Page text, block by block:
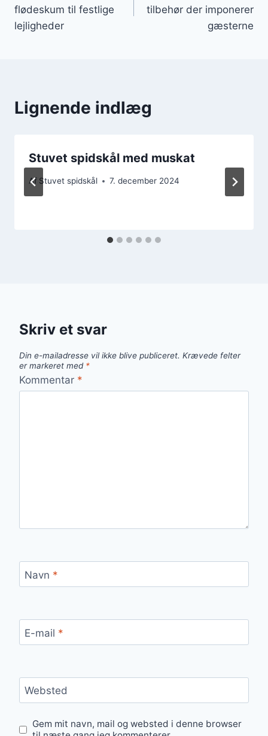
flødeskum til festlige
lejligheder
tilbehør der imponerer
gæsterne
Lignende indlæg
Stuvet spidskål med muskat
Af Stuvet spidskål 7. december 2024
Skriv et svar
Din e-mailadresse vil ikke blive publiceret. Krævede felter
er markeret med *
Kommentar *
Navn *
E-mail *
Websted
Gem mit navn, mail og websted i denne browser